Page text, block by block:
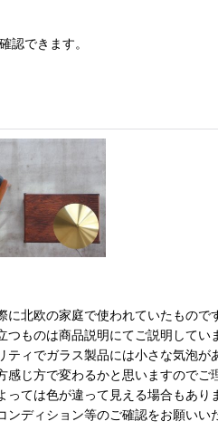
認できます。
に北欧の家庭で使われていたもの
つものは商品説明にてご説明して
ティでガラス製品には小さな気泡が
感じ方で変わるかと思いますのでご
っては色が違って見える場合もあ
ンディション等のご確認をお願い